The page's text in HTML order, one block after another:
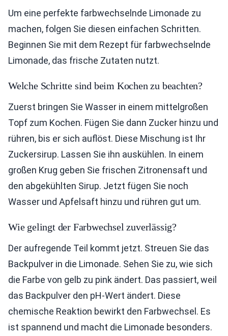
Um eine perfekte farbwechselnde Limonade zu
machen, folgen Sie diesen einfachen Schritten.
Beginnen Sie mit dem Rezept für farbwechselnde
Limonade, das frische Zutaten nutzt.
Welche Schritte sind beim Kochen zu beachten?
Zuerst bringen Sie Wasser in einem mittelgroßen
Topf zum Kochen. Fügen Sie dann Zucker hinzu und
rühren, bis er sich auflöst. Diese Mischung ist Ihr
Zuckersirup. Lassen Sie ihn auskühlen. In einem
großen Krug geben Sie frischen Zitronensaft und
den abgekühlten Sirup. Jetzt fügen Sie noch
Wasser und Apfelsaft hinzu und rühren gut um.
Wie gelingt der Farbwechsel zuverlässig?
Der aufregende Teil kommt jetzt. Streuen Sie das
Backpulver in die Limonade. Sehen Sie zu, wie sich
die Farbe von gelb zu pink ändert. Das passiert, weil
das Backpulver den pH-Wert ändert. Diese
chemische Reaktion bewirkt den Farbwechsel. Es
ist spannend und macht die Limonade besonders.